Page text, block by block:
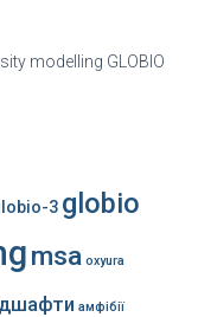
modelling GLOBIO
3 globio
msa oxyura
амфібії